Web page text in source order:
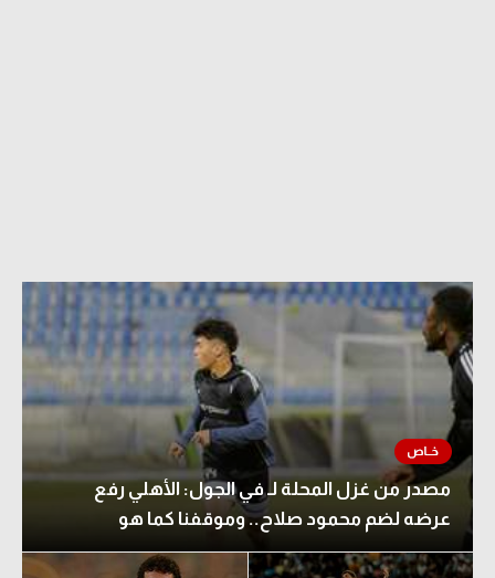
مصدر من غزل المحلة لـ في الجول: الأهلي رفع
عرضه لضم محمود صلاح.. وموقفنا كما هو